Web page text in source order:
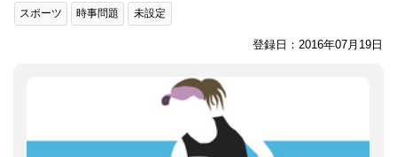
スポーツ 時事問題 未設定
登録日：2016年07月19日